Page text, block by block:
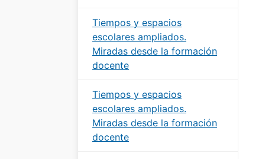
Tiempos y espacios
escolares ampliados.
Miradas desde la formación
docente
Tiempos y espacios
escolares ampliados.
Miradas desde la formación
docente